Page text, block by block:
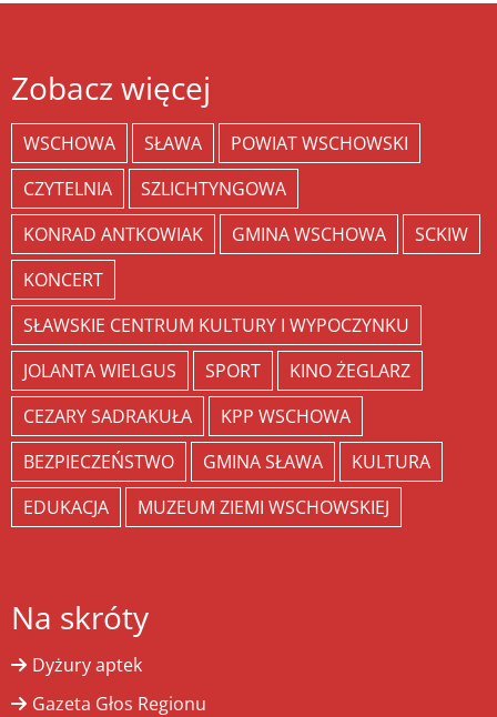
Zobacz więcej
WSCHOWA SŁAWA
POWIAT WSCHOWSKI
CZYTELNIA
SZLICHTYNGOWA
KONRAD ANTKOWIAK
GMINA WSCHOWA
SCKIW
KONCERT
SŁAWSKIE CENTRUM KULTURY I WYPOCZYNKU
JOLANTA WIELGUS
SPORT
KINO ŻEGLARZ
CEZARY SADRAKUŁA
KPP WSCHOWA
BEZPIECZEŃSTWO
GMINA SŁAWA
KULTURA
EDUKACJA
MUZEUM ZIEMI WSCHOWSKIEJ
Na skróty
Dyżury aptek
Gazeta Głos Regionu